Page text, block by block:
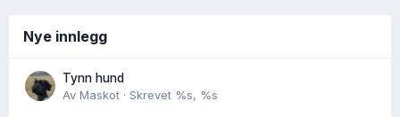
Nye innlegg
Tynn hund
Av Maskot · Skrevet %s, %s